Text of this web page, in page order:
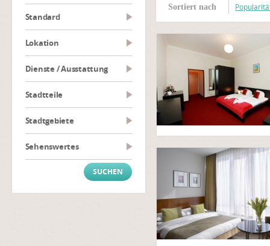
Standard
Lokation
Dienste / Ausstattung
Stadtteile
Stadtgebiete
Sehenswertes
Sortiert nach